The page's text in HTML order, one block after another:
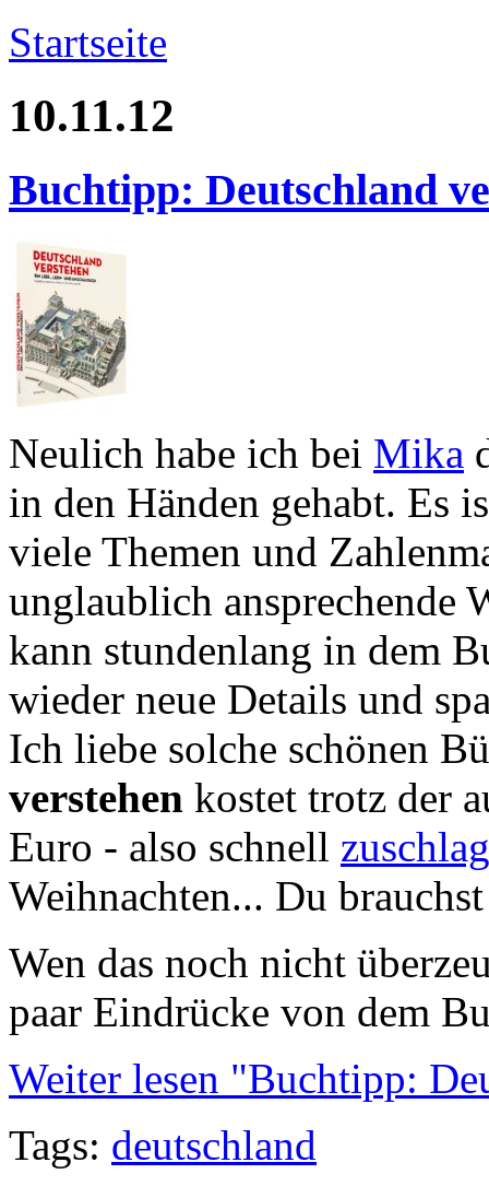
Startseite
10.11.12
Buchtipp: Deutschland
Neulich habe ich bei Mika
in den Händen gehabt. Es
viele Themen und
unglaublich ansprechende
kann stundenlang in dem
wieder neue Details und
Ich liebe solche schönen
verstehen kostet trotz der
Euro - also schnell
Weihnachten... Du
Wen das noch nicht
paar Eindrücke von dem
Weiter lesen "Buchtipp:
Tags: deutschland